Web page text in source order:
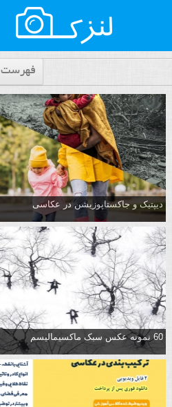
فهرست
دیپتیک و جاکستا‌پوزیشن در عکاسی
60 نمونه عکس سبک ماکسیمالیسم